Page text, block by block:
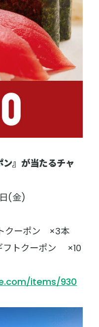
』が当たるチャ
(金)
クーポン ×3本
フトクーポン ×10
items/930